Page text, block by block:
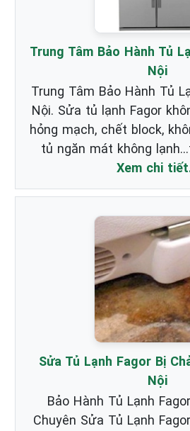
Trung Tâm Bảo Hành Tủ
Nội
Trung Tâm Bảo Hành Tủ
Nội. Sửa tủ lạnh Fagor
hỏng mạch, chết block,
tủ ngăn mát không
Xem chi
Sửa Tủ Lạnh Fagor Bị
Nội
Bảo Hành Tủ Lạnh
Chuyên Sửa Tủ Lạnh